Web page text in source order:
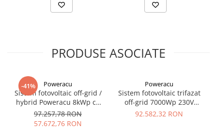
PRODUSE ASOCIATE
-41% Poweracu
Sistem fotovoltaic off-grid /
hybrid Poweracu 8kWp cu
invertor Deye 6kW si
stocare litiu 19.6kWh +
97.257,78 RON
57.672,76 RON
Poweracu
Sistem fotovoltaic trifazat
off-grid 7000Wp 230V
pentru irigatii
92.582,32 RON